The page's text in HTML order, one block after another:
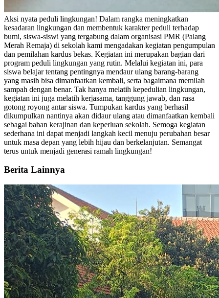
Aksi nyata peduli lingkungan! Dalam rangka meningkatkan
kesadaran lingkungan dan membentuk karakter peduli terhadap
bumi, siswa-siswi yang tergabung dalam organisasi PMR (Palang
Merah Remaja) di sekolah kami mengadakan kegiatan pengumpulan
dan pemilahan kardus bekas. Kegiatan ini merupakan bagian dari
program peduli lingkungan yang rutin. Melalui kegiatan ini, para
siswa belajar tentang pentingnya mendaur ulang barang-barang
yang masih bisa dimanfaatkan kembali, serta bagaimana memilah
sampah dengan benar. Tak hanya melatih kepedulian lingkungan,
kegiatan ini juga melatih kerjasama, tanggung jawab, dan rasa
gotong royong antar siswa. Tumpukan kardus yang berhasil
dikumpulkan nantinya akan didaur ulang atau dimanfaatkan kembali
sebagai bahan kerajinan dan keperluan sekolah. Semoga kegiatan
sederhana ini dapat menjadi langkah kecil menuju perubahan besar
untuk masa depan yang lebih hijau dan berkelanjutan. Semangat
terus untuk menjadi generasi ramah lingkungan!
Berita Lainnya